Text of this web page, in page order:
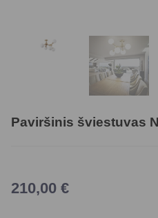
Paviršinis šviestuvas
210,00 €